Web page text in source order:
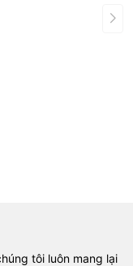
tôi luôn mang lại